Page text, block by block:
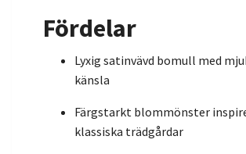
Fördelar
Lyxig satinvävd bomull med
känsla
Färgstarkt blommönster
klassiska trädgårdar